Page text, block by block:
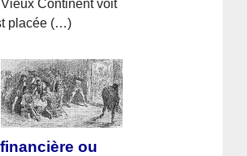
Continent voit
placée (…)
ou